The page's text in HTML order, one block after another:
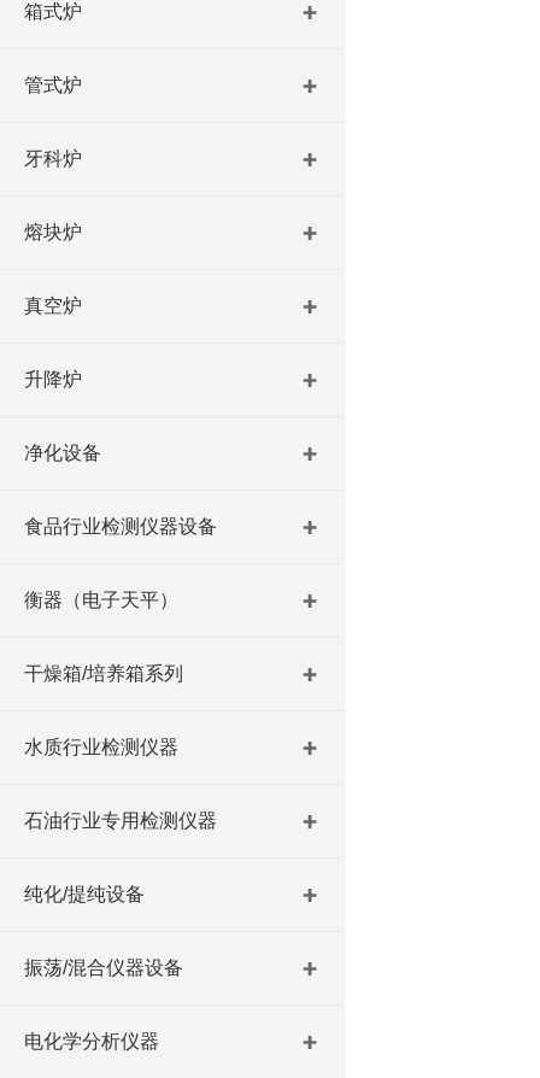
箱式炉
管式炉
牙科炉
熔块炉
真空炉
升降炉
净化设备
食品行业检测仪器设备
衡器（电子天平）
干燥箱/培养箱系列
水质行业检测仪器
石油行业专用检测仪器
纯化/提纯设备
振荡/混合仪器设备
电化学分析仪器